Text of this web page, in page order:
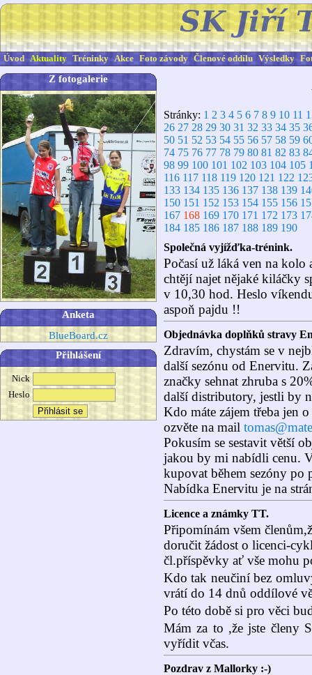
Úvod Aktuality Tréninky Akce Foto závody Členové oddílu Výsledky
Z fotogalerie
Anketa
BlueBoard.cz
Přihlášení
Nick
Heslo
Stránky: 1 2 3 4 5 6 7 8 9 10 11
26 27 28 29 30 31 32 33 34 35
50 51 52 53 54 55 56 57 58 59
74 75 76 77 78 79 80 81 82 83
98 99 100 101 102 103 104 105
116 117 118 119 120 121 122
133 134 135 136 137 138 139
150 151 152 153 154 155 156
167 168 169 170 171 172 173
184 185 186 187 188 189 190
Společná vyjížďka-trénink.
Počasí už láká ven na kolo
chtějí najet nějaké kiláčky
v 10,30 hod. Heslo
aspoň pajdu !!
Objednávka doplňků stravy
Zdravím, chystám se v
další sezónu od Enervitu.
značky sehnat zhruba s
další distributory, jestli by
Kdo máte zájem třeba jen
ozvěte na mail
Pokusím se sestavit větší
jakou by mi nabídli cenu.
kupovat během sezóny po
Nabídka Enervitu je na
Licence a známky TT.
Připomínám všem
doručit žádost o licenci-
čl.příspěvky ať vše mohu
Kdo tak neučiní bez
vrátí do 14 dnů oddílové
Po této době si pro věci
Mám za to ,že jste členy
vyřídit včas.
Pozdrav z Mallorky :-)